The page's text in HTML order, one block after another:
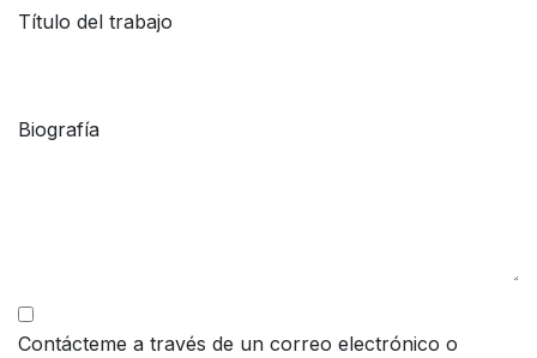
Título del trabajo
Biografía
Contácteme a través de un correo electrónico o